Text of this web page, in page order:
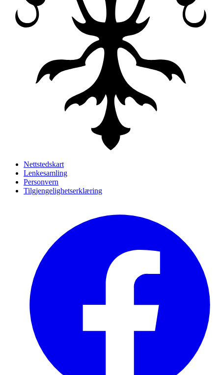
Nettstedskart
Lenkesamling
Personvern
Tilgjengelighetserklæring